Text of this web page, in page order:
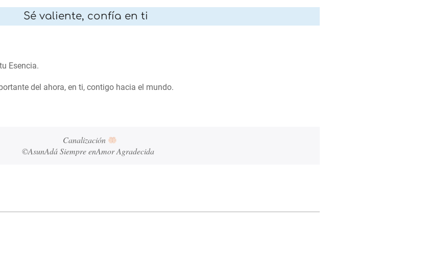
Sé valiente, confía en ti
Esencia.
del ahora, en ti, contigo hacia el mundo.
Canalización
©AsunAdá Siempre enAmor Agradecida